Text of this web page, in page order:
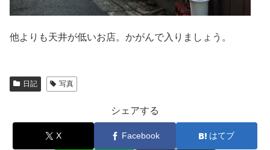
他よりも天井が低いお店。かがんで入りましょう。
日記 写真
シェアする
X Facebook はてブ